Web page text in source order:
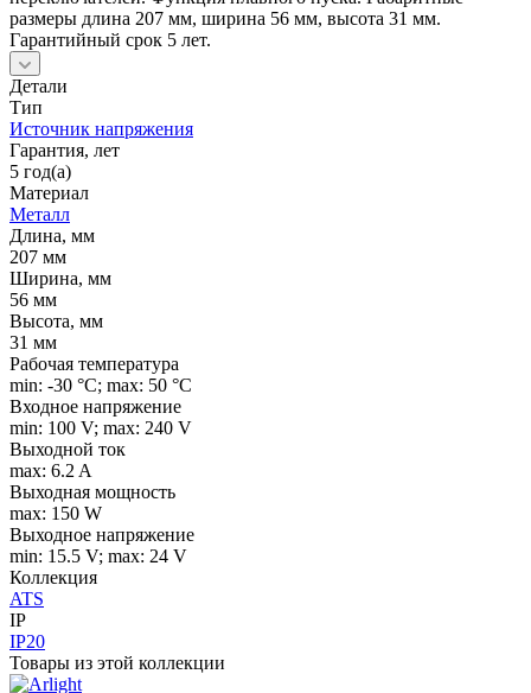
размеры длина 207 мм, ширина 56 мм, высота 31 мм.
Гарантийный срок 5 лет.
Детали
Тип
Источник напряжения
Гарантия, лет
5 год(а)
Материал
Металл
Длина, мм
207 мм
Ширина, мм
56 мм
Высота, мм
31 мм
Рабочая температура
min: -30 °C; max: 50 °C
Входное напряжение
min: 100 V; max: 240 V
Выходной ток
max: 6.2 A
Выходная мощность
max: 150 W
Выходное напряжение
min: 15.5 V; max: 24 V
Коллекция
ATS
IP
IP20
Товары из этой коллекции